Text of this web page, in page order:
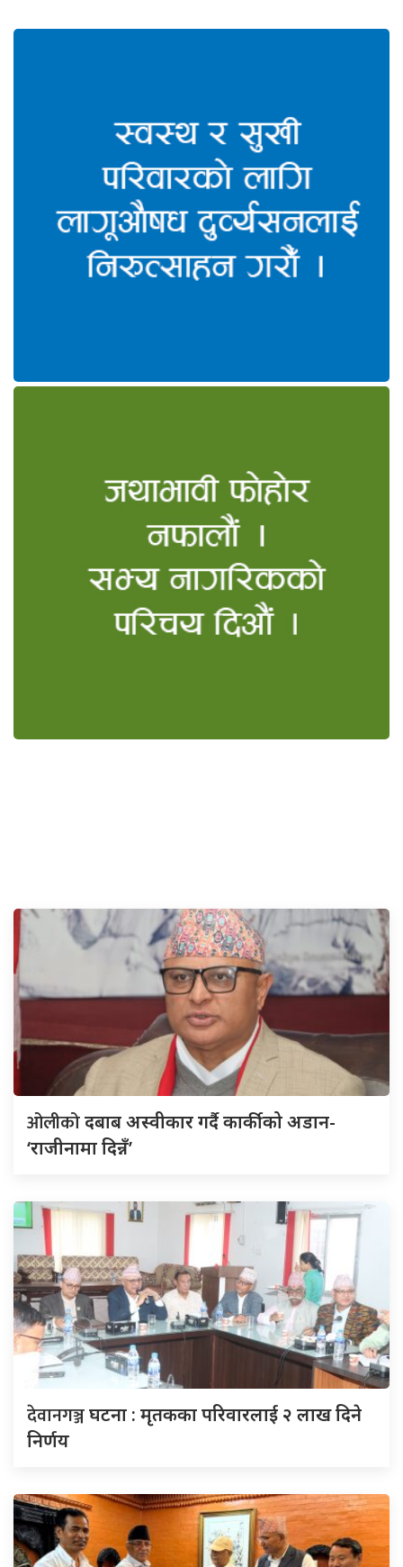
ओलीकोदबाब अस्वीकार गर्दै कार्कीको अडान-
‘राजीनामा दिन्नँ’
देवानगञ्जघटना : मृतकका परिवारलाई २ लाख दिने
निर्णय